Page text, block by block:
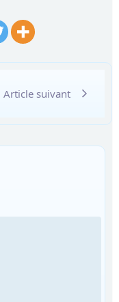
Article suivant